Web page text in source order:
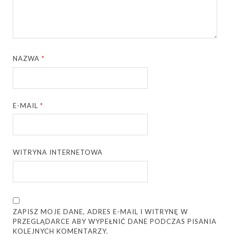
NAZWA*
E-MAIL*
WITRYNA INTERNETOWA
ZAPISZ MOJE DANE, ADRES E-MAIL I WITRYNĘ W
PRZEGLĄDARCE ABY WYPEŁNIĆ DANE PODCZAS PISANIA
KOLEJNYCH KOMENTARZY.